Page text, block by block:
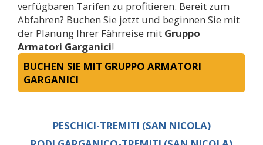
verfügbaren Tarifen zu profitieren. Bereit zum
Abfahren? Buchen Sie jetzt und beginnen Sie mit
der Planung Ihrer Fährreise mit Gruppo
Armatori Garganici!
BUCHEN SIE MIT GRUPPO ARMATORI
GARGANICI
PESCHICI-TREMITI (SAN NICOLA)